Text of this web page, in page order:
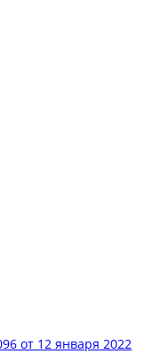
от 12 января 2022